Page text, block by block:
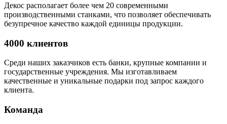
Декос располагает более чем 20 современными
производственными станками, что позволяет обеспечивать
безупречное качество каждой единицы продукции.
4000 клиентов
Среди наших заказчиков есть банки, крупные компании и
государственные учреждения. Мы изготавливаем
качественные и уникальные подарки под запрос каждого
клиента.
Команда